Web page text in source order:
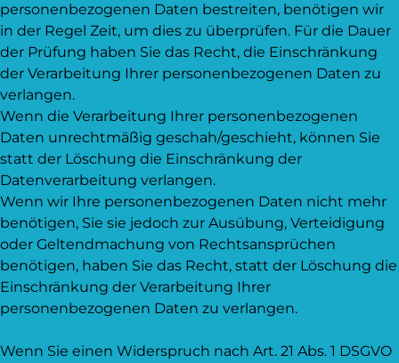
personenbezogenen Daten bestreiten, benötigen wir
in der Regel Zeit, um dies zu überprüfen. Für die Dauer
der Prüfung haben Sie das Recht, die Einschränkung
der Verarbeitung Ihrer personenbezogenen Daten zu
verlangen.
Wenn die Verarbeitung Ihrer personenbezogenen
Daten unrechtmäßig geschah/geschieht, können Sie
statt der Löschung die Einschränkung der
Datenverarbeitung verlangen.
Wenn wir Ihre personenbezogenen Daten nicht mehr
benötigen, Sie sie jedoch zur Ausübung, Verteidigung
oder Geltendmachung von Rechtsansprüchen
benötigen, haben Sie das Recht, statt der Löschung die
Einschränkung der Verarbeitung Ihrer
personenbezogenen Daten zu verlangen.
Wenn Sie einen Widerspruch nach Art. 21 Abs. 1 DSGVO